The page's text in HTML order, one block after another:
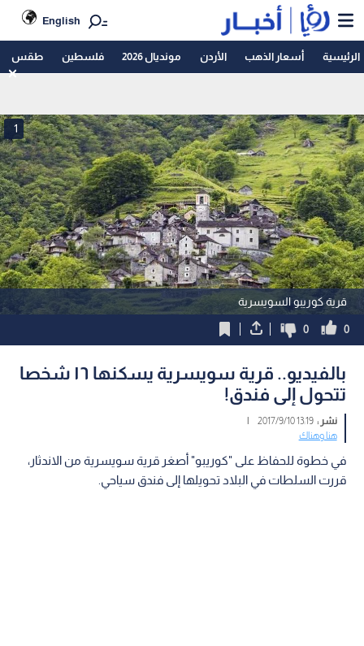
English
الرئيسية أسعار الذهب الأردن مونديال 2026 فلسطين طقس
قرية كوريبو السويسرية
1
0
0
بالفيديو.. قرية سويسرية يسكنها ١٦ شخصا
تتحول إلى فندق!
نشر :13:19 2017/9/10
|
هنا وهناك
في خطوة للحفاظ على "كوريبو" أصغر قرية سويسرية من الاندثار،
قررت السلطات في البلاد تحويلها إلى فندق سياحي.